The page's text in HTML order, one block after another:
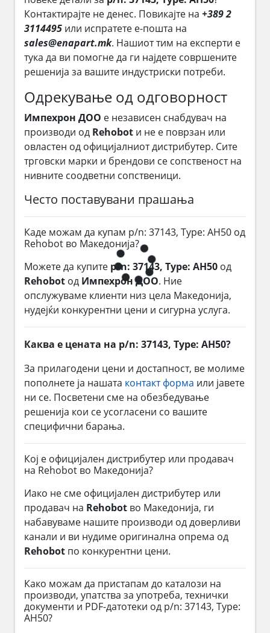
Контактирајте не денес. Повикајте на +389 2
3114495 или испратете е-пошта на
sales@enapart.mk. Нашиот тим на експерти е
тука да ви помогне да ги најдете совршените
решенија за вашите индустриски потреби.
Одрекување од одговорност
Импехрон ДОО е независен снабдувач на
производи од Rehobot и не е поврзан или
овластен од официјалниот дистрибутер. Сите
трговски марки и брендови се сопственост на
нивните соодветни сопственици.
Често поставувани прашања
Каде можам да купам p/n: 37143, Type: AH50 од
Rehobot во Македонија?
Можете да купите p/n: 37143, Type: AH50 од
Rehobot од Импехрон ДОО. Ние
опслужуваме клиенти низ цела Македонија,
нудејќи конкурентни цени и сигурна услуга.
Каква е цената на p/n: 37143, Type: AH50?
За прилагодени цени и достапност, ве молиме
пополнете ја нашата контакт форма или јавете
ни се. Посветени сме на обезбедување
решенија кои се усогласени со вашите
специфични барања.
Кој е официјален дистрибутер или продавач
на Rehobot во Македонија?
Иако не сме официјален дистрибутер или
продавач на Rehobot во Македонија, ги
набавуваме нашите производи од доверливи
канали и ви нудиме оригинална опрема од
Rehobot по конкурентни цени.
Како можам да пристапам до каталози на
производи, упатства за употреба, технички
документи и PDF-датотеки од p/n: 37143, Type:
AH50?